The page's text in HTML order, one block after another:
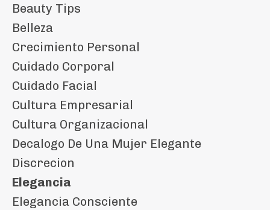
Beauty Tips
Belleza
Crecimiento Personal
Cuidado Corporal
Cuidado Facial
Cultura Empresarial
Cultura Organizacional
Decalogo De Una Mujer Elegante
Discrecion
Elegancia
Elegancia Consciente